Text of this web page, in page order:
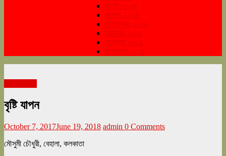
জুলাই ২০২৪
আগস্ট ২০২৪
সেপ্টেম্বর ২০২৪
অক্টোবর ২০২৪
নভেম্বর ২০২৪
ডিসেম্বর ২০২৪
বৃষ্টি যাপন
October 7, 2017June 19, 2018 admin 0 Comments
মৌসুমী চৌধুরী, বেহালা, কলকাতা